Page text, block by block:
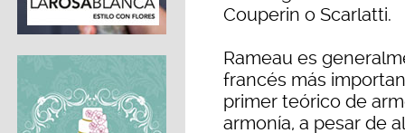
Couperin o Scarlatti.
Rameau es
francés más
primer teórico de
armonía, a pesar de